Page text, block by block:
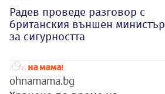
Радев проведе разговор с
британския външен министър
за сигурността
ohnamama.bg